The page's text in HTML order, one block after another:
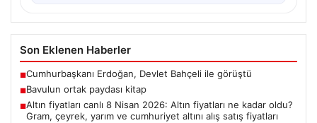
Son Eklenen Haberler
■Cumhurbaşkanı Erdoğan, Devlet Bahçeli ile görüştü
■Bavulun ortak paydası kitap
■Altın fiyatları canlı 8 Nisan 2026: Altın fiyatları ne kadar oldu?
Gram, çeyrek, yarım ve cumhuriyet altını alış satış fiyatları